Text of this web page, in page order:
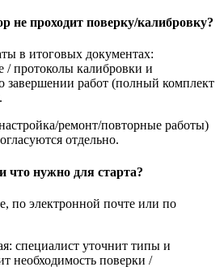
не проходит поверку/калибровку?
в итоговых документах:
/ протоколы калибровки и
завершении работ (полный комплект
ремонт/повторные работы)
отдельно.
что нужно для старта?
по электронной почте или по
специалист уточнит типы и
необходимость поверки /